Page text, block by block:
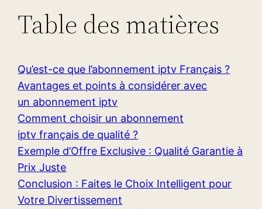
Table des matières
Qu’est-ce que l’abonnement iptv Français ?
Avantages et points à considérer avec
un abonnement iptv
Comment choisir un abonnement
iptv français de qualité ?
Exemple d’Offre Exclusive : Qualité Garantie à
Prix Juste
Conclusion : Faites le Choix Intelligent pour
Votre Divertissement